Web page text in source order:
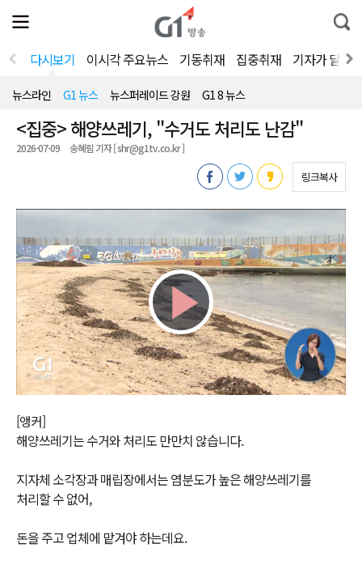
전
체
뉴
열
통
합
색
다시보기 이시각 주요뉴스 기동취재 집중취재 기자가 달려
뉴스라인 G1 뉴스 뉴스퍼레이드 강원 G1 8 뉴스
<집중> 해양쓰레기, "수거도 처리도 난감"
2026-07-09 송혜림 기자 [ shr@g1tv.co.kr ]
링크복사
Play
Video
[앵커]
해양쓰레기는 수거와 처리도 만만치 않습니다.
지자체 소각장과 매립장에서는 염분도가 높은 해양쓰레기를
처리할 수 없어,
돈을 주고 업체에 맡겨야 하는데요.